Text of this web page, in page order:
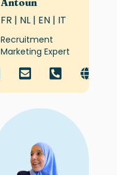
Antoun
FR | NL | EN | IT
Recruitment
Marketing Expert